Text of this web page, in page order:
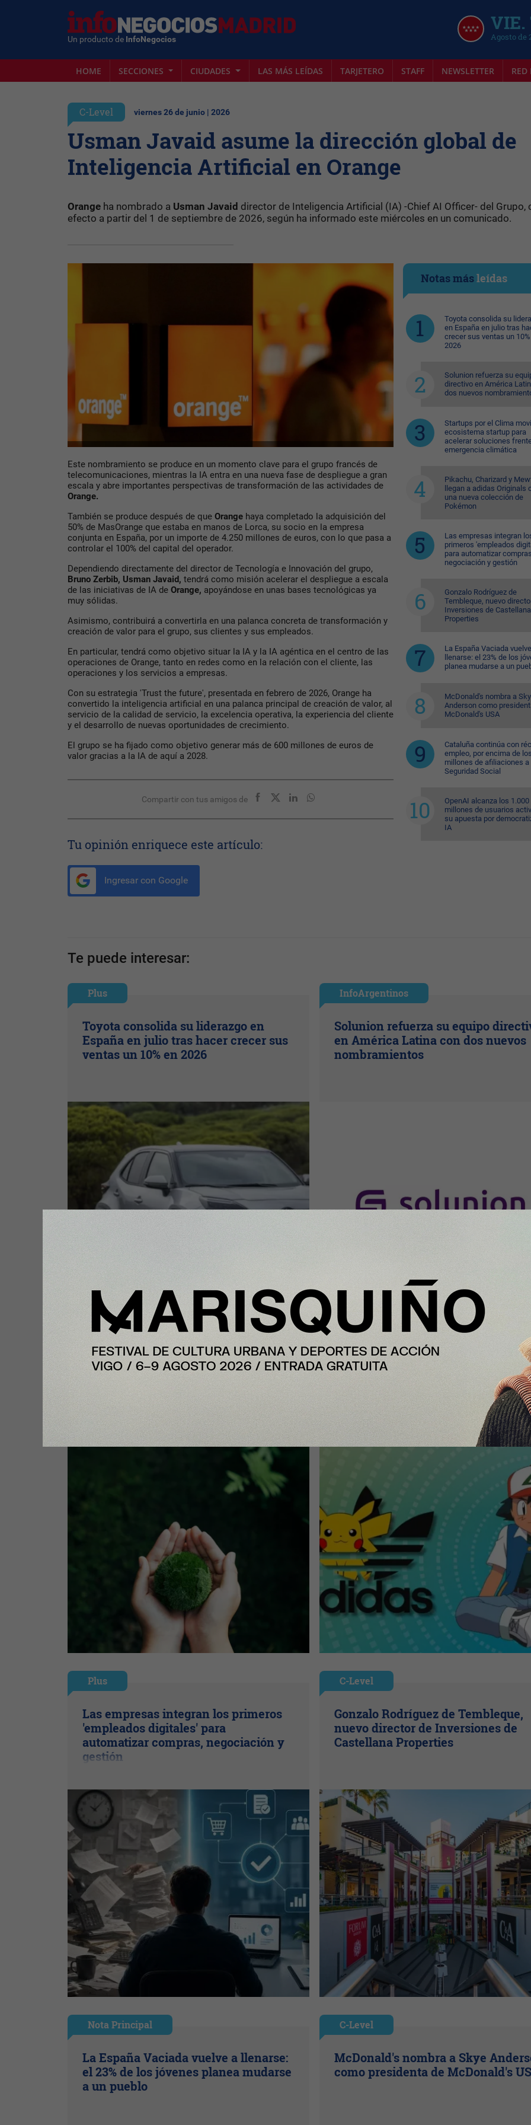
Un producto de InfoNegocios
VIE.
Agosto de
HOME SECCIONES CIUDADES LAS MÁS LEÍDAS TARJETERO STAFF NEWSLETTER
C-Level viernes 26 de junio | 2026
Usman Javaid asume la dirección global de
Inteligencia Artificial en Orange
Orange ha nombrado a Usman Javaid director de Inteligencia Artificial (IA) -Chief AI Officer- del Grupo,
efecto a partir del 1 de septiembre de 2026, según ha informado este miércoles en un comunicado.
Este nombramiento se produce en un momento clave para el grupo francés de
telecomunicaciones, mientras la IA entra en una nueva fase de despliegue a gran
escala y abre importantes perspectivas de transformación de las actividades de
Orange.
También se produce después de que Orange haya completado la adquisición del
50% de MasOrange que estaba en manos de Lorca, su socio en la empresa
conjunta en España, por un importe de 4.250 millones de euros, con lo que pasa a
controlar el 100% del capital del operador.
Dependiendo directamente del director de Tecnología e Innovación del grupo,
Bruno Zerbib, Usman Javaid, tendrá como misión acelerar el despliegue a escala
de las iniciativas de IA de Orange, apoyándose en unas bases tecnológicas ya
muy sólidas.
Asimismo, contribuirá a convertirla en una palanca concreta de transformación y
creación de valor para el grupo, sus clientes y sus empleados.
En particular, tendrá como objetivo situar la IA y la IA agéntica en el centro de las
operaciones de Orange, tanto en redes como en la relación con el cliente, las
operaciones y los servicios a empresas.
Con su estrategia 'Trust the future', presentada en febrero de 2026, Orange ha
convertido la inteligencia artificial en una palanca principal de creación de valor, al
servicio de la calidad de servicio, la excelencia operativa, la experiencia del cliente
y el desarrollo de nuevas oportunidades de crecimiento.
El grupo se ha fijado como objetivo generar más de 600 millones de euros de
valor gracias a la IA de aquí a 2028.
Compartir con tus amigos de
Tu opinión enriquece este artículo:
Ingresar con Google
Notas másleídas
Toyota consolida su
en España en julio tras
crecer sus ventas un
2026
Solunion refuerza su
directivo en América
dos nuevos
Startups por el Clima
ecosistema startup para
acelerar soluciones
emergencia climática
Pikachu, Charizard y
llegan a adidas Originals
una nueva colección de
Pokémon
Las empresas integran
primeros 'empleados
para automatizar
negociación y gestión
Gonzalo Rodríguez de
Tembleque, nuevo
Inversiones de Castellana
Properties
La España Vaciada
llenarse: el 23% de los
planea mudarse a un
McDonald's nombra a
Anderson como
McDonald's USA
Cataluña continúa con
empleo, por encima de
millones de afiliaciones a
Seguridad Social
OpenAI alcanza los 1.000
millones de usuarios
su apuesta por
IA
Te puede interesar:
Plus
Toyota consolida su liderazgo en
España en julio tras hacer crecer sus
ventas un 10% en 2026
InfoArgentinos
Solunion refuerza su equipo
en América Latina con dos nuevos
nombramientos
InfoStartUps
Startups por el Clima moviliza al
soluciones frente a la emergencia
Y Además
Pikachu, Charizard y Mewtwo
a adidas Originals con una nueva
colección de Pokémon
Plus
Las empresas integran los primeros
'empleados digitales' para
automatizar compras, negociación y
gestión
C-Level
Gonzalo Rodríguez de Tembleque,
nuevo director de Inversiones de
Castellana Properties
Nota Principal
La España Vaciada vuelve a llenarse:
el 23% de los jóvenes planea mudarse
a un pueblo
C-Level
McDonald's nombra a Skye
como presidenta de McDonald's